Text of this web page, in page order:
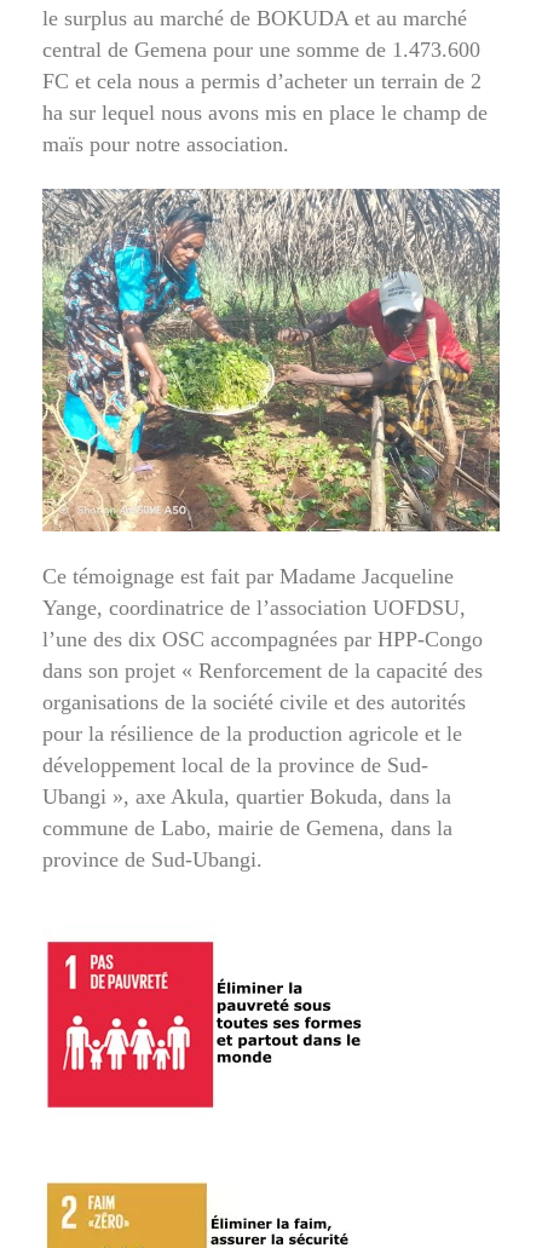
le surplus au marché de BOKUDA et au marché
central de Gemena pour une somme de 1.473.600
FC et cela nous a permis d’acheter un terrain de 2
ha sur lequel nous avons mis en place le champ de
maïs pour notre association.
Ce témoignage est fait par Madame Jacqueline
Yange, coordinatrice de l’association UOFDSU,
l’une des dix OSC accompagnées par HPP-Congo
dans son projet « Renforcement de la capacité des
organisations de la société civile et des autorités
pour la résilience de la production agricole et le
développement local de la province de Sud-
Ubangi », axe Akula, quartier Bokuda, dans la
commune de Labo, mairie de Gemena, dans la
province de Sud-Ubangi.